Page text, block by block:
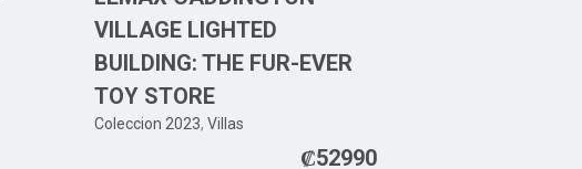
VILLAGE LIGHTED
BUILDING: THE FUR-EVER
TOY STORE
Coleccion 2023, Villas
₡52990